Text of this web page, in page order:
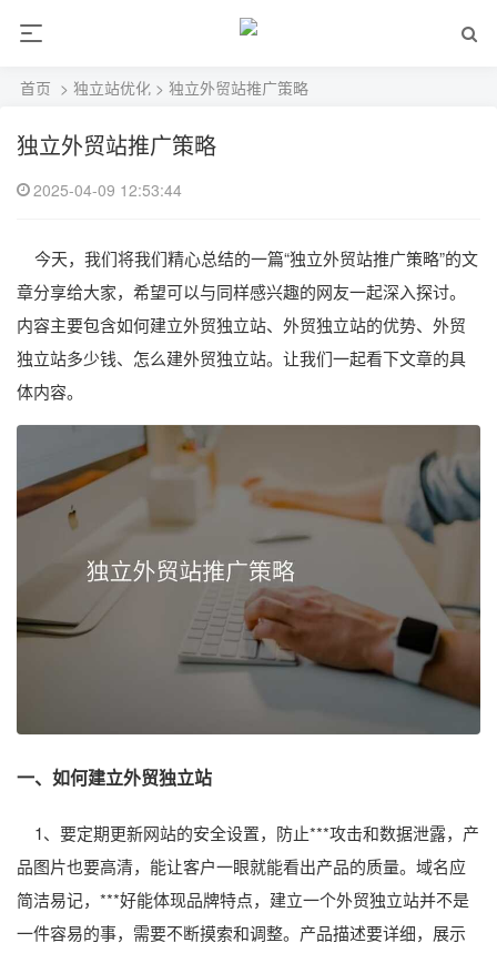
首页 > 独立站优化 > 独立外贸站推广策略
独立外贸站推广策略
2025-04-09 12:53:44
今天，我们将我们精心总结的一篇“独立外贸站推广策略”的文
章分享给大家，希望可以与同样感兴趣的网友一起深入探讨。
内容主要包含如何建立外贸独立站、外贸独立站的优势、外贸
独立站多少钱、怎么建外贸独立站。让我们一起看下文章的具
体内容。
一、如何建立外贸独立站
1、要定期更新网站的安全设置，防止***攻击和数据泄露，产
品图片也要高清，能让客户一眼就能看出产品的质量。域名应
简洁易记，***好能体现品牌特点，建立一个外贸独立站并不是
一件容易的事，需要不断摸索和调整。产品描述要详细，展示